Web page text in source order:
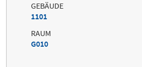
GEBÄUDE
1101
RAUM
G010